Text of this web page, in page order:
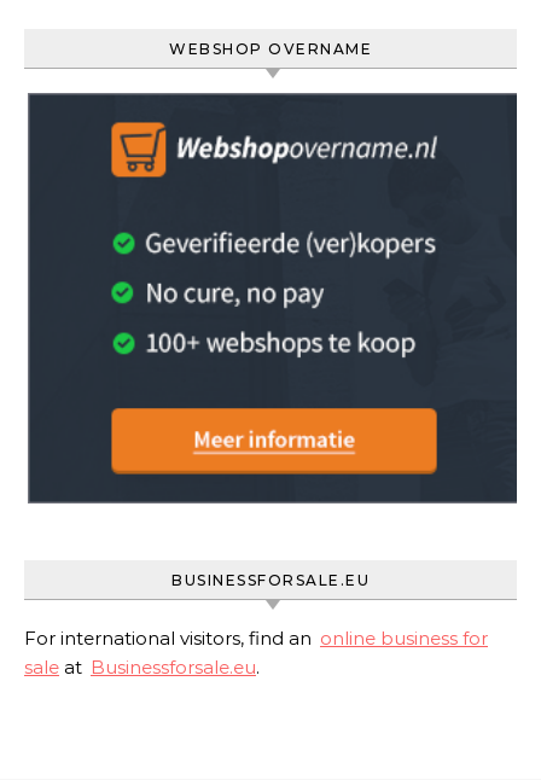
WEBSHOP OVERNAME
BUSINESSFORSALE.EU
For international visitors, find an online business for
sale at Businessforsale.eu.